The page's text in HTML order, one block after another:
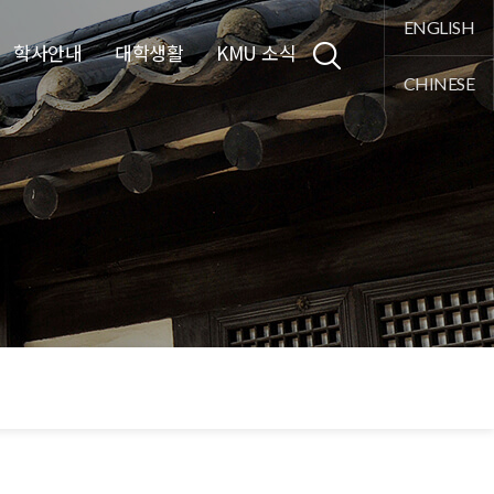
학사안내 대학생활 KMU 소식
통합검색
ENGLISH
CHINESE